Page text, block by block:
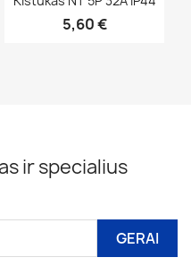
5,60 €
ir specialius